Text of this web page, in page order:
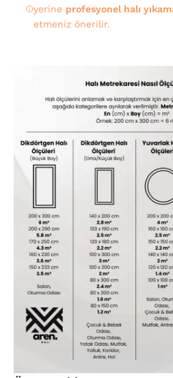
yerine profesyonel halı
etmeniz önerilir.